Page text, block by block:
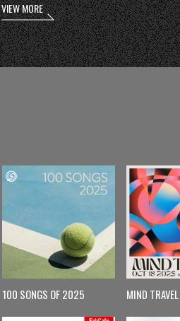
VIEW MORE
100 SONGS OF 2025 MIND TRAVEL